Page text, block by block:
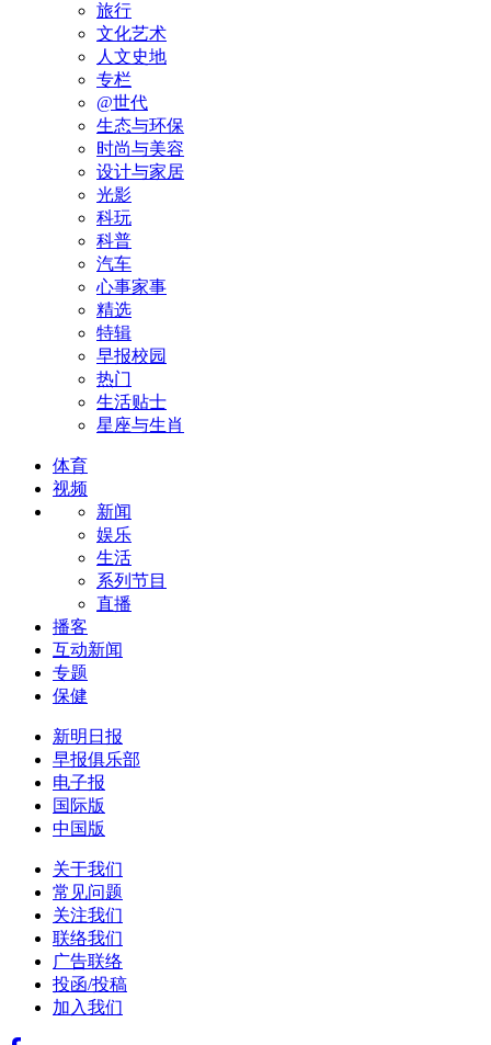
旅行
文化艺术
人文史地
专栏
@世代
生态与环保
时尚与美容
设计与家居
光影
科玩
科普
汽车
心事家事
精选
特辑
早报校园
热门
生活贴士
星座与生肖
体育
视频
新闻
娱乐
生活
系列节目
直播
播客
互动新闻
专题
保健
新明日报
早报俱乐部
电子报
国际版
中国版
关于我们
常见问题
关注我们
联络我们
广告联络
投函/投稿
加入我们